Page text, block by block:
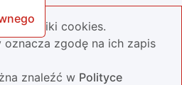
pliki cookies.
zgodę na ich zapis
znaleźć w Polityce